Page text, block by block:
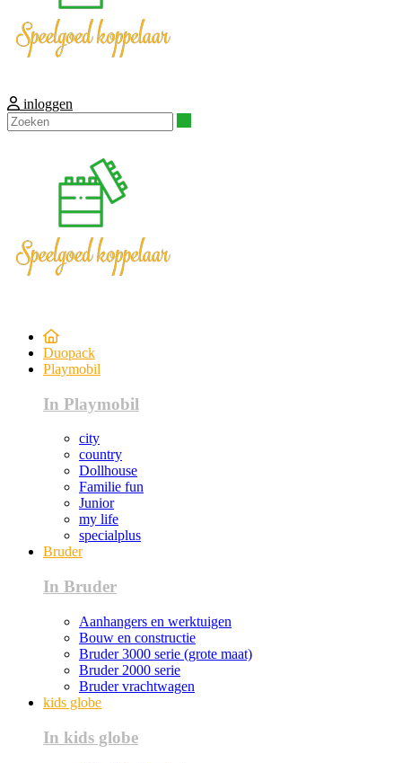
inloggen
Duopack
Playmobil
In Playmobil
city
country
Dollhouse
Familie fun
Junior
my life
specialplus
Bruder
In Bruder
Aanhangers en werktuigen
Bouw en constructie
Bruder 3000 serie (grote maat)
Bruder 2000 serie
Bruder vrachtwagen
kids globe
In kids globe